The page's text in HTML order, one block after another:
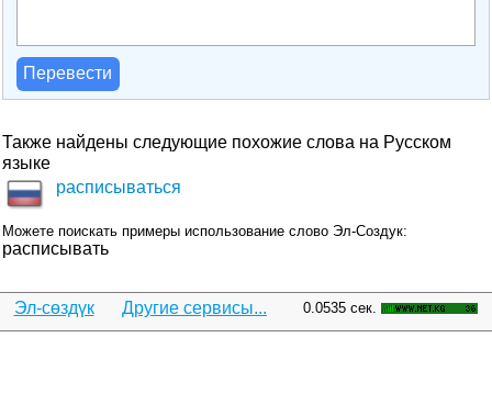
Перевести
Также найдены следующие похожие слова на Русском
языке
расписываться
Можете поискать примеры использование слово Эл-Создук:
расписывать
Эл-сөздүк Другие сервисы... 0.0535 сек.